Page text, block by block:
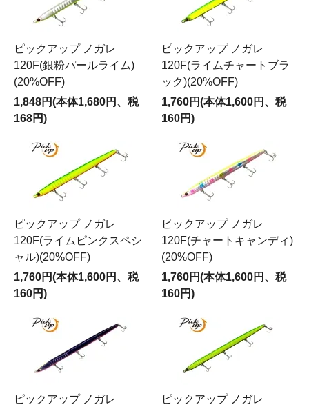
ピックアップ ノガレ
120F(銀粉パールライム)
(20%OFF)
1,848円(本体1,680円、税
168円)
ピックアップ ノガレ
120F(ライムチャートブラ
ック)(20%OFF)
1,760円(本体1,600円、税
160円)
ピックアップ ノガレ
120F(ライムピンクスペシ
ャル)(20%OFF)
1,760円(本体1,600円、税
160円)
ピックアップ ノガレ
120F(チャートキャンディ)
(20%OFF)
1,760円(本体1,600円、税
160円)
ピックアップ ノガレ
ピックアップ ノガレ